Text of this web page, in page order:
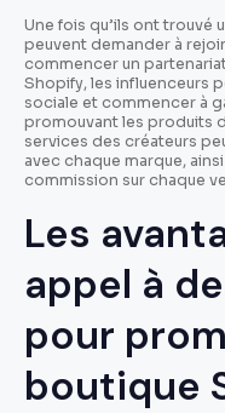
Une fois qu’ils ont trouvé
peuvent demander à
commencer un
Shopify, les influenceurs
sociale et commencer à
promouvant les produits
services des créateurs
avec chaque marque,
commission sur chaque
Les
appel à
pour
boutique